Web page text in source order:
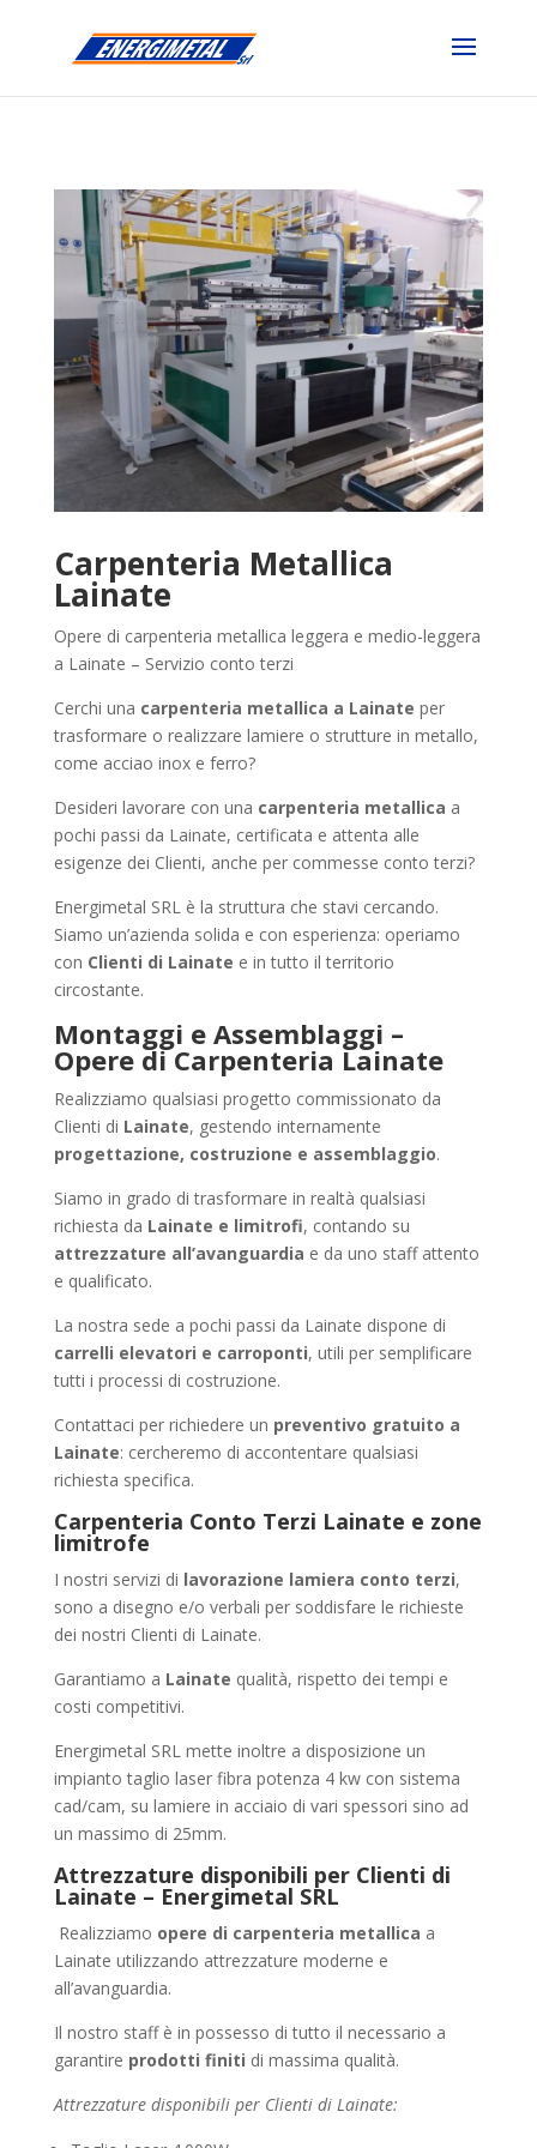
Carpenteria Metallica
Lainate
Opere di carpenteria metallica leggera e medio-leggera
a Lainate – Servizio conto terzi
Cerchi una carpenteria metallica a Lainate per
trasformare o realizzare lamiere o strutture in metallo,
come acciao inox e ferro?
Desideri lavorare con una carpenteria metallica a
pochi passi da Lainate, certificata e attenta alle
esigenze dei Clienti, anche per commesse conto terzi?
Energimetal SRL è la struttura che stavi cercando.
Siamo un’azienda solida e con esperienza: operiamo
con Clienti di Lainate e in tutto il territorio
circostante.
Montaggi e Assemblaggi –
Opere di Carpenteria Lainate
Realizziamo qualsiasi progetto commissionato da
Clienti di Lainate, gestendo internamente
progettazione, costruzione e assemblaggio.
Siamo in grado di trasformare in realtà qualsiasi
richiesta da Lainate e limitrofi, contando su
attrezzature all’avanguardia e da uno staff attento
e qualificato.
La nostra sede a pochi passi da Lainate dispone di
carrelli elevatori e carroponti, utili per semplificare
tutti i processi di costruzione.
Contattaci per richiedere un preventivo gratuito a
Lainate: cercheremo di accontentare qualsiasi
richiesta specifica.
Carpenteria Conto Terzi Lainate e zone
limitrofe
I nostri servizi di lavorazione lamiera conto terzi,
sono a disegno e/o verbali per soddisfare le richieste
dei nostri Clienti di Lainate.
Garantiamo a Lainate qualità, rispetto dei tempi e
costi competitivi.
Energimetal SRL mette inoltre a disposizione un
impianto taglio laser fibra potenza 4 kw con sistema
cad/cam, su lamiere in acciaio di vari spessori sino ad
un massimo di 25mm.
Attrezzature disponibili per Clienti di
Lainate – Energimetal SRL
Realizziamo opere di carpenteria metallica a
Lainate utilizzando attrezzature moderne e
all’avanguardia.
Il nostro staff è in possesso di tutto il necessario a
garantire prodotti finiti di massima qualità.
Attrezzature disponibili per Clienti di Lainate: